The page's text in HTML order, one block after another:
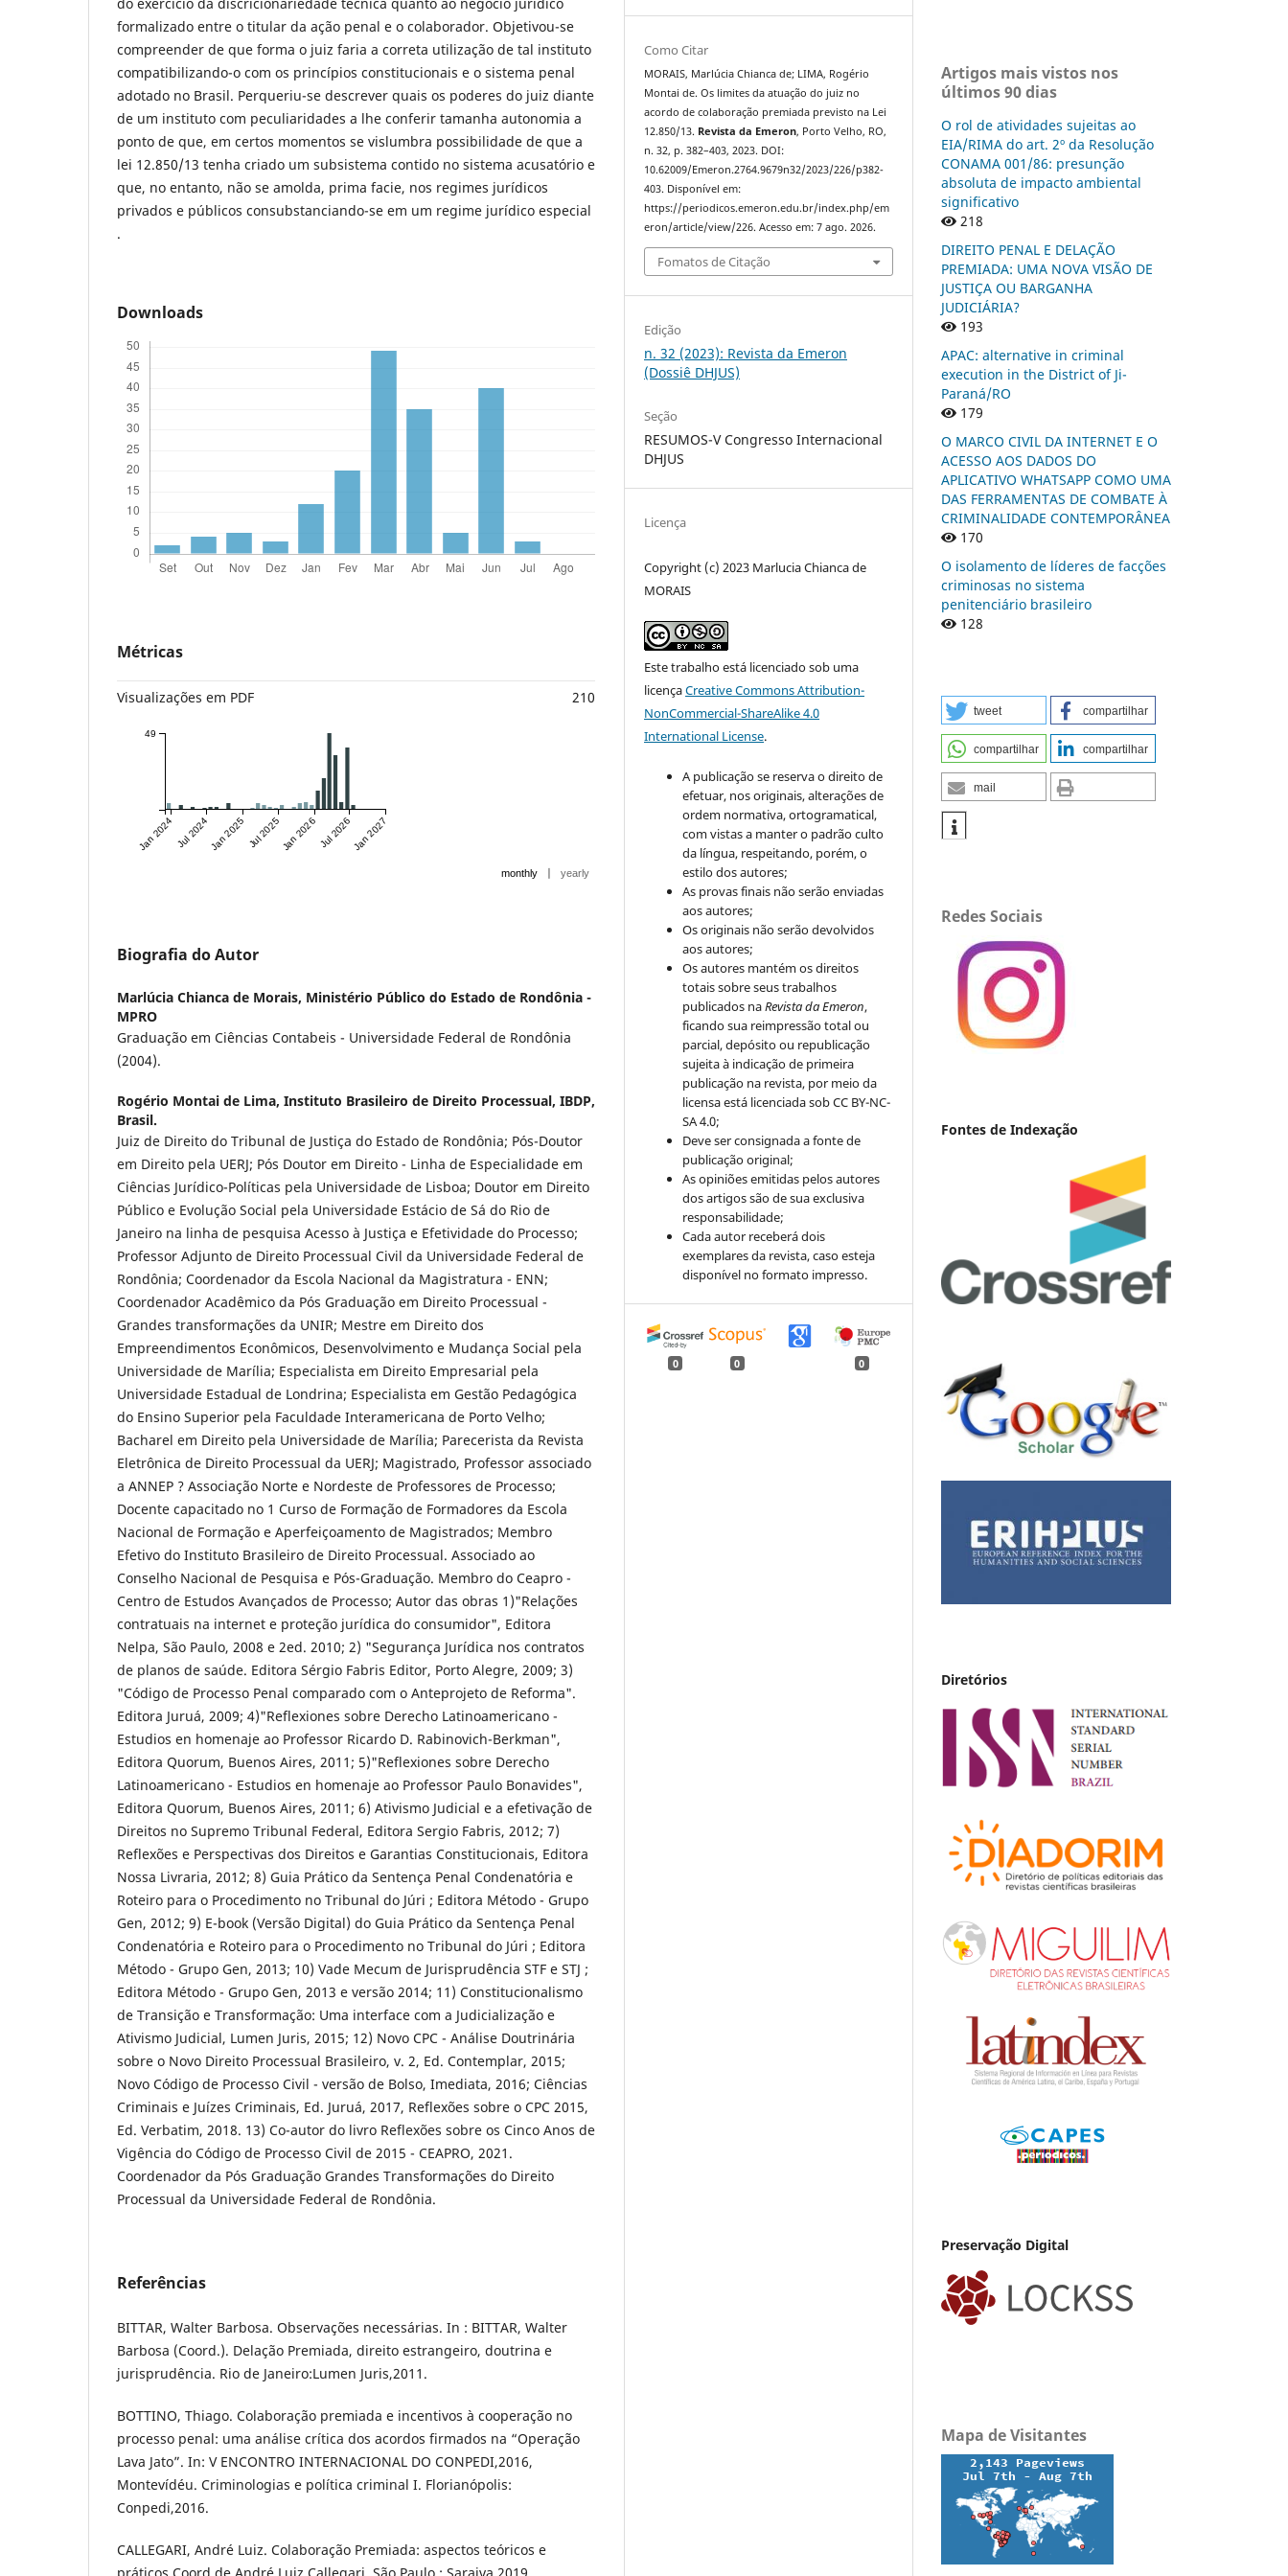
formalizado entre o titular da ação penal e o colaborador. Objetivou-se
compreender de que forma o juiz faria a correta utilização de tal instituto
compatibilizando-o com os princípios constitucionais e o sistema penal
adotado no Brasil. Perqueriu-se descrever quais os poderes do juiz diante
de um instituto com peculiaridades a lhe conferir tamanha autonomia a
ponto de que, em certos momentos se vislumbra possibilidade de que a
lei 12.850/13 tenha criado um subsistema contido no sistema acusatório e
que, no entanto, não se amolda, prima facie, nos regimes jurídicos
privados e públicos consubstanciando-se em um regime jurídico especial
.
Downloads
Métricas
Visualizações em PDF 210
Jan 2024Jul 2024Jan 2025Jul 2025Jan 2026Jul 2026Jan 2027
49
monthly | yearly
Biografia do Autor
Marlúcia Chianca de Morais, Ministério Público do Estado de Rondônia -
MPRO
Graduação em Ciências Contabeis - Universidade Federal de Rondônia
(2004).
Rogério Montai de Lima, Instituto Brasileiro de Direito Processual, IBDP,
Brasil.
Juiz de Direito do Tribunal de Justiça do Estado de Rondônia; Pós-Doutor
em Direito pela UERJ; Pós Doutor em Direito - Linha de Especialidade em
Ciências Jurídico-Políticas pela Universidade de Lisboa; Doutor em Direito
Público e Evolução Social pela Universidade Estácio de Sá do Rio de
Janeiro na linha de pesquisa Acesso à Justiça e Efetividade do Processo;
Professor Adjunto de Direito Processual Civil da Universidade Federal de
Rondônia; Coordenador da Escola Nacional da Magistratura - ENN;
Coordenador Acadêmico da Pós Graduação em Direito Processual -
Grandes transformações da UNIR; Mestre em Direito dos
Empreendimentos Econômicos, Desenvolvimento e Mudança Social pela
Universidade de Marília; Especialista em Direito Empresarial pela
Universidade Estadual de Londrina; Especialista em Gestão Pedagógica
do Ensino Superior pela Faculdade Interamericana de Porto Velho;
Bacharel em Direito pela Universidade de Marília; Parecerista da Revista
Eletrônica de Direito Processual da UERJ; Magistrado, Professor associado
a ANNEP ? Associação Norte e Nordeste de Professores de Processo;
Docente capacitado no 1 Curso de Formação de Formadores da Escola
Nacional de Formação e Aperfeiçoamento de Magistrados; Membro
Efetivo do Instituto Brasileiro de Direito Processual. Associado ao
Conselho Nacional de Pesquisa e Pós-Graduação. Membro do Ceapro -
Centro de Estudos Avançados de Processo; Autor das obras 1)"Relações
contratuais na internet e proteção jurídica do consumidor", Editora
Nelpa, São Paulo, 2008 e 2ed. 2010; 2) "Segurança Jurídica nos contratos
de planos de saúde. Editora Sérgio Fabris Editor, Porto Alegre, 2009; 3)
"Código de Processo Penal comparado com o Anteprojeto de Reforma".
Editora Juruá, 2009; 4)"Reflexiones sobre Derecho Latinoamericano -
Estudios en homenaje ao Professor Ricardo D. Rabinovich-Berkman",
Editora Quorum, Buenos Aires, 2011; 5)"Reflexiones sobre Derecho
Latinoamericano - Estudios en homenaje ao Professor Paulo Bonavides",
Editora Quorum, Buenos Aires, 2011; 6) Ativismo Judicial e a efetivação de
Direitos no Supremo Tribunal Federal, Editora Sergio Fabris, 2012; 7)
Reflexões e Perspectivas dos Direitos e Garantias Constitucionais, Editora
Nossa Livraria, 2012; 8) Guia Prático da Sentença Penal Condenatória e
Roteiro para o Procedimento no Tribunal do Júri ; Editora Método - Grupo
Gen, 2012; 9) E-book (Versão Digital) do Guia Prático da Sentença Penal
Condenatória e Roteiro para o Procedimento no Tribunal do Júri ; Editora
Método - Grupo Gen, 2013; 10) Vade Mecum de Jurisprudência STF e STJ ;
Editora Método - Grupo Gen, 2013 e versão 2014; 11) Constitucionalismo
de Transição e Transformação: Uma interface com a Judicialização e
Ativismo Judicial, Lumen Juris, 2015; 12) Novo CPC - Análise Doutrinária
sobre o Novo Direito Processual Brasileiro, v. 2, Ed. Contemplar, 2015;
Novo Código de Processo Civil - versão de Bolso, Imediata, 2016; Ciências
Criminais e Juízes Criminais, Ed. Juruá, 2017, Reflexões sobre o CPC 2015,
Ed. Verbatim, 2018. 13) Co-autor do livro Reflexões sobre os Cinco Anos de
Vigência do Código de Processo Civil de 2015 - CEAPRO, 2021.
Coordenador da Pós Graduação Grandes Transformações do Direito
Processual da Universidade Federal de Rondônia.
Referências
BITTAR, Walter Barbosa. Observações necessárias. In : BITTAR, Walter
Barbosa (Coord.). Delação Premiada, direito estrangeiro, doutrina e
jurisprudência. Rio de Janeiro:Lumen Juris,2011.
BOTTINO, Thiago. Colaboração premiada e incentivos à cooperação no
processo penal: uma análise crítica dos acordos firmados na “Operação
Lava Jato”. In: V ENCONTRO INTERNACIONAL DO CONPEDI,2016,
Montevídéu. Criminologias e política criminal I. Florianópolis:
Conpedi,2016.
CALLEGARI, André Luiz. Colaboração Premiada: aspectos teóricos e
Como Citar
MORAIS, Marlúcia Chianca de; LIMA, Rogério
Montai de. Os limites da atuação do juiz no
acordo de colaboração premiada previsto na Lei
12.850/13. Revista da Emeron, Porto Velho, RO,
n. 32, p. 382–403, 2023. DOI:
10.62009/Emeron.2764.9679n32/2023/226/p382-
403. Disponível em:
https://periodicos.emeron.edu.br/index.php/em
eron/article/view/226. Acesso em: 7 ago. 2026.
Fomatos de Citação
Edição
n. 32 (2023): Revista da Emeron
(Dossiê DHJUS)
Seção
RESUMOS-V Congresso Internacional
DHJUS
Licença
Copyright (c) 2023 Marlucia Chianca de
MORAIS
Este trabalho está licenciado sob uma
licençaCreative Commons Attribution-
NonCommercial-ShareAlike 4.0
International License.
A publicação se reserva o direito de
efetuar, nos originais, alterações de
ordem normativa, ortogramatical,
com vistas a manter o padrão culto
da língua, respeitando, porém, o
estilo dos autores;
As provas finais não serão enviadas
aos autores;
Os originais não serão devolvidos
aos autores;
Os autores mantém os direitos
totais sobre seus trabalhos
publicados naRevista da Emeron,
ficando sua reimpressão total ou
parcial, depósito ou republicação
sujeita à indicação de primeira
publicação na revista, por meio da
licensa está licenciada sob CC BY-NC-
SA 4.0;
Deve ser consignada a fonte de
publicação original;
As opiniões emitidas pelos autores
dos artigos são de sua exclusiva
responsabilidade;
Cada autor receberá dois
exemplares da revista, caso esteja
disponível no formato impresso.
0 0 0
Artigos mais vistos nos
últimos 90 dias
O rol de atividades sujeitas ao
EIA/RIMA do art. 2º da Resolução
CONAMA 001/86: presunção
absoluta de impacto ambiental
significativo
218
DIREITO PENAL E DELAÇÃO
PREMIADA: UMA NOVA VISÃO DE
JUSTIÇA OU BARGANHA
JUDICIÁRIA?
193
APAC: alternative in criminal
execution in the District of Ji-
Paraná/RO
179
O MARCO CIVIL DA INTERNET E O
ACESSO AOS DADOS DO
APLICATIVO WHATSAPP COMO UMA
DAS FERRAMENTAS DE COMBATE À
CRIMINALIDADE CONTEMPORÂNEA
170
O isolamento de líderes de facções
criminosas no sistema
penitenciário brasileiro
128
tweet compartilhar
compartilhar compartilhar
mail
Redes Sociais
Fontes de Indexação
Diretórios
Preservação Digital
Mapa de Visitantes